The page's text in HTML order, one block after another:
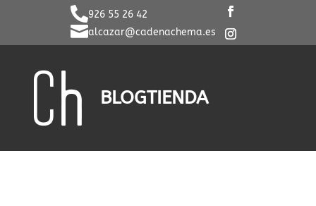
926 55 26 42
alcazar@cadenachema.es
BLOGTIENDA